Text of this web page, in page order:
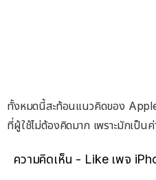
ทั้งหมดนี้สะท้อนแนวคิดของ
ที่ผู้ใช้ไม่ต้องคิดมาก เพราะมักเป็น
ความคิดเห็น - Like เพจ